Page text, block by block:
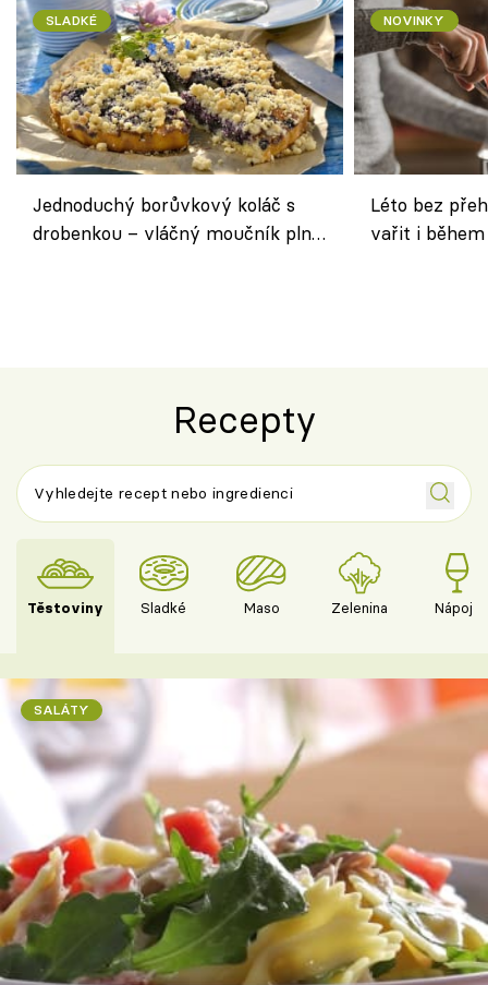
SLADKÉ
Jednoduchý borůvkový koláč s
drobenkou – vláčný moučník plný
NOVINKY
Léto bez
vařit i
Recepty
Těstoviny Sladké Maso Zelenina Nápoje
SALÁTY